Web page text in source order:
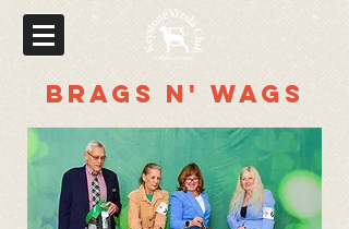
BRAGS N' WAGS